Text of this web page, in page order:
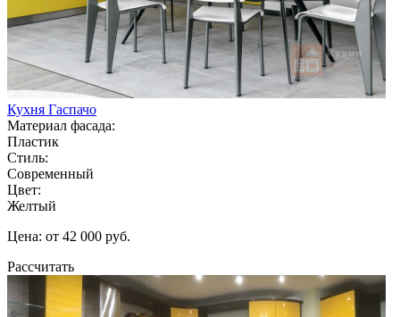
Кухня Гаспачо
Материал фасада:
Пластик
Стиль:
Современный
Цвет:
Желтый
Цена: от 42 000 руб.
Рассчитать